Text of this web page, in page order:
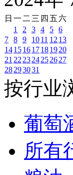
日 一 二 三 四 五 六
1
2 3 4 5 6
7 8 9 1011 12 13
14151617181920
21 22 2324252627
28293031
按行业
葡萄
所有